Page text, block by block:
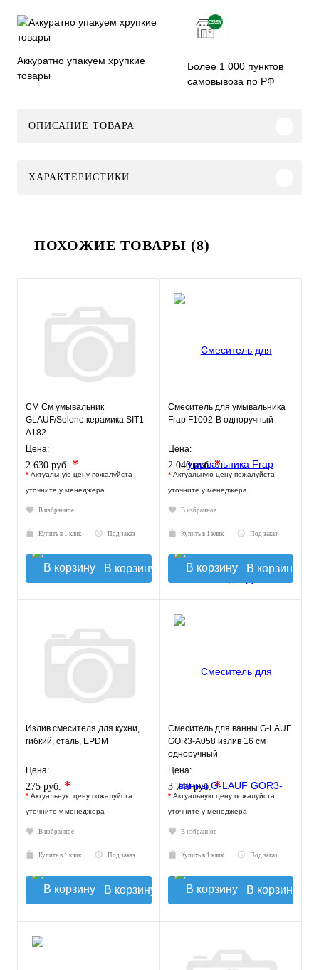
Аккуратно упакуем хрупкие
товары
Более 1 000 пунктов
самовывоза по РФ
ОПИСАНИЕ ТОВАРА
ХАРАКТЕРИСТИКИ
ПОХОЖИЕ ТОВАРЫ (8)
СМ См умывальник
GLAUF/Solone керамика SIT1-
A182
Цена:
2 630 руб. *
* Актуальную цену пожалуйста
уточните у менеджера
В избранное
Купить в 1 клик Под заказ
В корзину
Смеситель для умывальника
Frap F1002-B одноручный
Цена:
2 040 руб.*
* Актуальную цену пожалуйста
уточните у менеджера
В избранное
Купить в 1 клик Под заказ
В корзину
Излив смесителя для кухни,
гибкий, сталь, EPDM
Цена:
275 руб. *
* Актуальную цену пожалуйста
уточните у менеджера
В избранное
Купить в 1 клик Под заказ
В корзину
Смеситель для ванны G-LAUF
GOR3-A058 излив 16 см
одноручный
Цена:
3 740 руб.*
* Актуальную цену пожалуйста
уточните у менеджера
В избранное
Купить в 1 клик Под заказ
В корзину